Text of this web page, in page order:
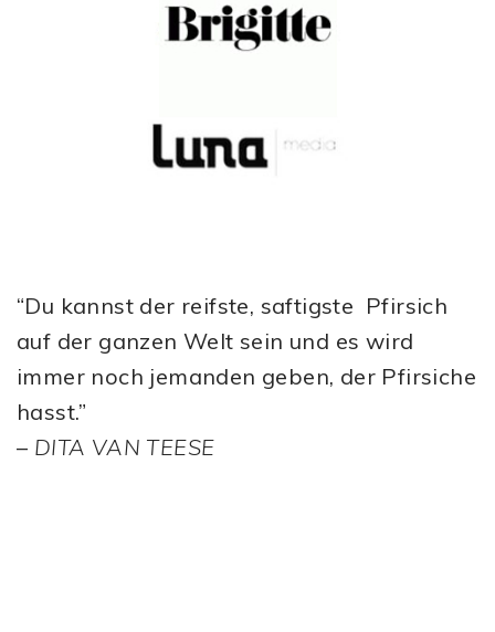
“Du kannst der reifste, saftigste Pfirsich
auf der ganzen Welt sein und es wird
immer noch jemanden geben, der Pfirsiche
hasst.”
– DITA VAN TEESE